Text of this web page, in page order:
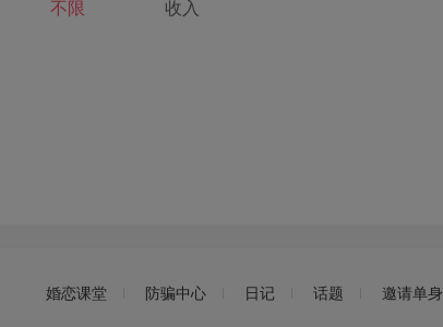
不限 收入
婚恋课堂 防骗中心 日记 话题 邀请单身